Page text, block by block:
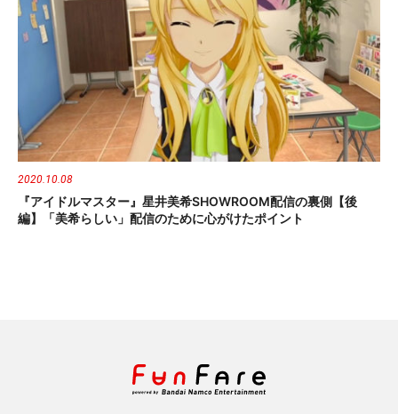
2020.10.08
『アイドルマスター』星井美希SHOWROOM配信の裏側【後
編】「美希らしい」配信のために心がけたポイント